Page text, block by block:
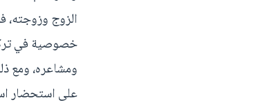
الزوج وزوجته،
خصوصية في
ومشاعره، ومع
على استحضار